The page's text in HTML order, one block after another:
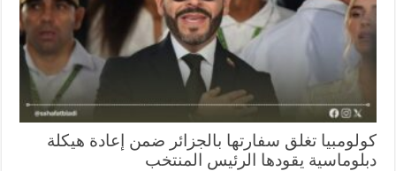
تغلق سفارتها بالجزائر ضمن إعادة هيكلة
يقودها الرئيس المنتخب